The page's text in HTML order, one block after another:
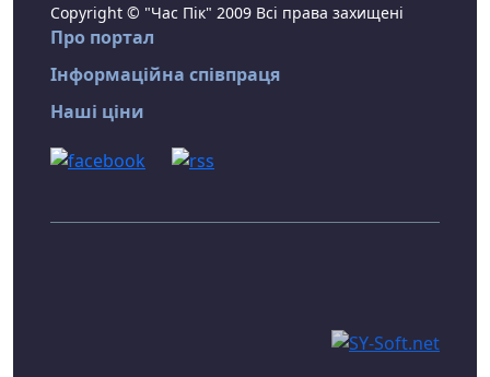
Copyright © "Час Пік" 2009 Всі права захищені
Про портал
Інформаційна співпраця
Наші ціни